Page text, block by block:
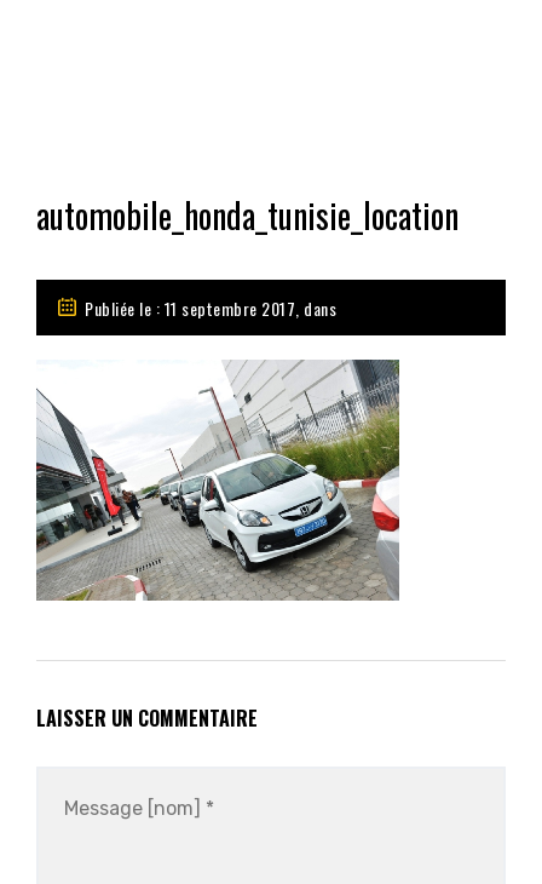
automobile_honda_tunisie_location
Publiée le : 11 septembre 2017, dans
LAISSER UN COMMENTAIRE